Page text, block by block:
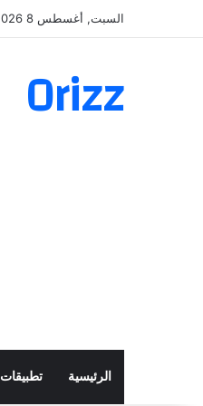
السبت, أغسطس 8 2026
Orizz
الرئيسية تطبيقات